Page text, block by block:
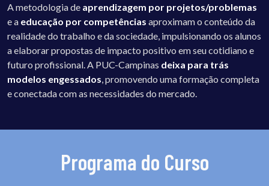
A metodologia de aprendizagem por projetos/problemas
e a educação por competências aproximam o conteúdo da
realidade do trabalho e da sociedade, impulsionando os alunos
a elaborar propostas de impacto positivo em seu cotidiano e
futuro profissional. A PUC-Campinas deixa para trás
modelos engessados , promovendo uma formação completa
e conectada com as necessidades do mercado.
Programa do Curso